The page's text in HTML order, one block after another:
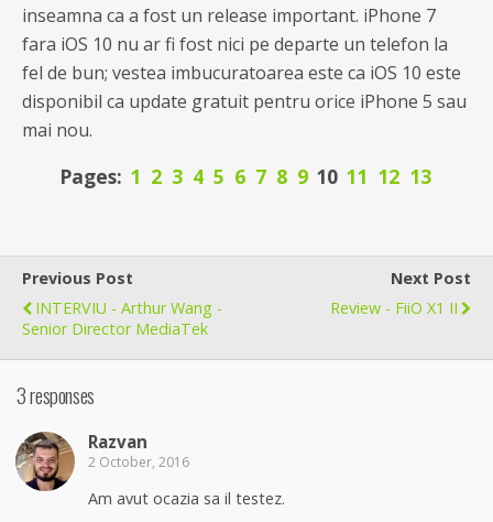
inseamna ca a fost un release important. iPhone 7
fara iOS 10 nu ar fi fost nici pe departe un telefon la
fel de bun; vestea imbucuratoarea este ca iOS 10 este
disponibil ca update gratuit pentru orice iPhone 5 sau
mai nou.
Pages: 1 2 3 4 5 6 7 8 9 10 11 12 13
Previous Post
INTERVIU - Arthur Wang -
Senior Director MediaTek
Next Post
Review - FiiO X1 II
3 responses
Razvan
2 October, 2016
Am avut ocazia sa il testez.